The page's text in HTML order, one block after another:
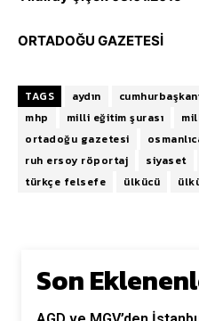
ORTADOĞU GAZETESİ
TAGS aydın
mhp
milli eğitim şurası
ortadoğu gazetesi
ruh ersoy röportaj
siyaset
türkçe felsefe
ülkücü
Son